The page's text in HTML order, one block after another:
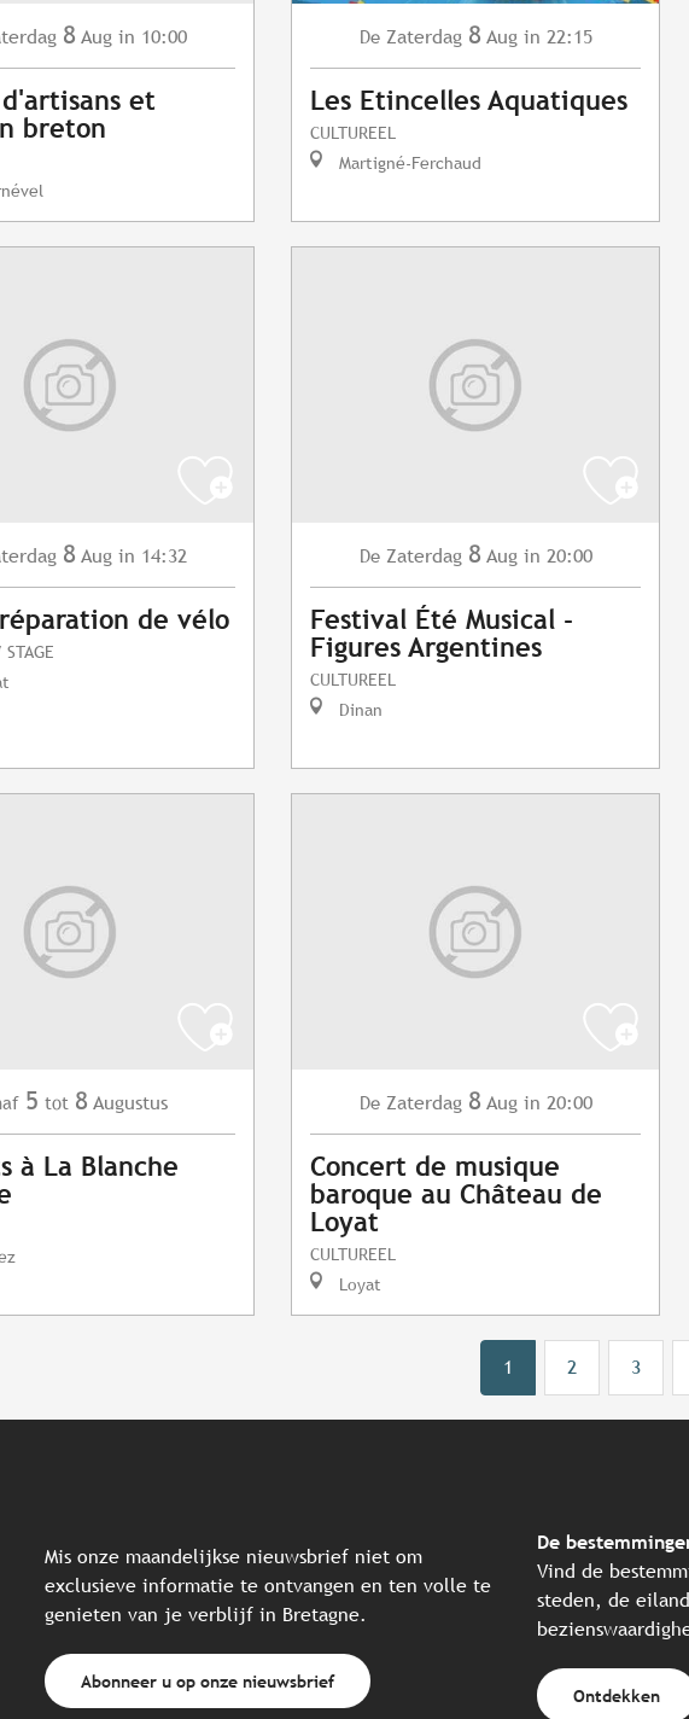
8 Aug in 10:00
et
breton
De Zaterdag 8 Aug in 22:15
Les Etincelles Aquatiques
CULTUREEL
Martigné-Ferchaud
8 Aug in 14:32
de vélo
De Zaterdag 8 Aug in 20:00
Festival Été Musical -
Figures Argentines
CULTUREEL
Dinan
5 tot 8 Augustus
à La Blanche
De Zaterdag 8 Aug in 20:00
Concert de musique
baroque au Château de
Loyat
CULTUREEL
Loyat
1 2 3
Mis onze maandelijkse nieuwsbrief niet om
exclusieve informatie te ontvangen en ten volle te
genieten van je verblijf in Bretagne.
Abonneer u op onze nieuwsbrief
De
Vind de
steden, de
Ontdekken